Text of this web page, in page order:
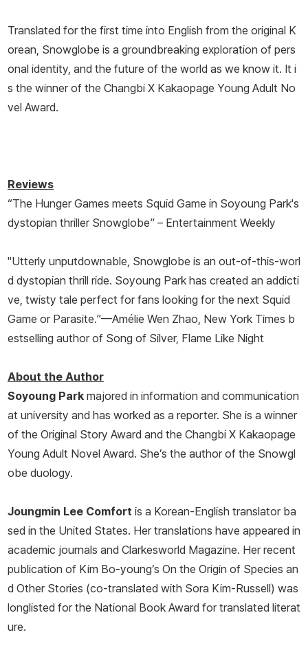
Translated for the first time into English from the original K
orean, Snowglobe is a groundbreaking exploration of pers
onal identity, and the future of the world as we know it. It i
s the winner of the Changbi X Kakaopage Young Adult No
vel Award.
Reviews
“The Hunger Games meets Squid Game in Soyoung Park's
dystopian thriller Snowglobe” – Entertainment Weekly
"Utterly unputdownable, Snowglobe is an out-of-this-worl
d dystopian thrill ride. Soyoung Park has created an addicti
ve, twisty tale perfect for fans looking for the next Squid
Game or Parasite.”—Amélie Wen Zhao, New York Times b
estselling author of Song of Silver, Flame Like Night
About the Author
Soyoung Park majored in information and communication
at university and has worked as a reporter. She is a winner
of the Original Story Award and the Changbi X Kakaopage
Young Adult Novel Award. She’s the author of the Snowgl
obe duology.
Joungmin Lee Comfort is a Korean-English translator ba
sed in the United States. Her translations have appeared in
academic journals and Clarkesworld Magazine. Her recent
publication of Kim Bo-young’s On the Origin of Species an
d Other Stories (co-translated with Sora Kim-Russell) was
longlisted for the National Book Award for translated literat
ure.